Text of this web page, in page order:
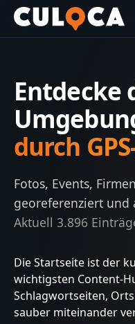
Entdecke
durch
Fotos, Events,
georeferenziert und
Aktuell 3.896
Die Startseite ist der
wichtigsten Content-
Schlagwortseiten,
sauber miteinander